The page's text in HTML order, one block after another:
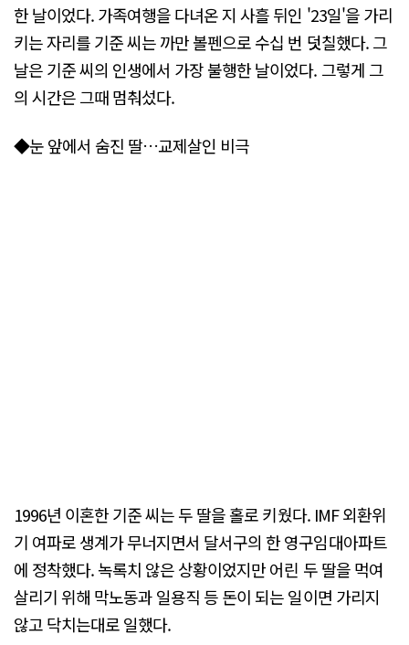
한 날이었다. 가족여행을 다녀온 지 사흘 뒤인 '23일'을 가리
키는 자리를 기준 씨는 까만 볼펜으로 수십 번 덧칠했다. 그
날은 기준 씨의 인생에서 가장 불행한 날이었다. 그렇게 그
의 시간은 그때 멈춰섰다.
◆눈 앞에서 숨진 딸…교제살인 비극
1996년 이혼한 기준 씨는 두 딸을 홀로 키웠다. IMF 외환위
기 여파로 생계가 무너지면서 달서구의 한 영구임대아파트
에 정착했다. 녹록치 않은 상황이었지만 어린 두 딸을 먹여
살리기 위해 막노동과 일용직 등 돈이 되는 일이면 가리지
않고 닥치는대로 일했다.